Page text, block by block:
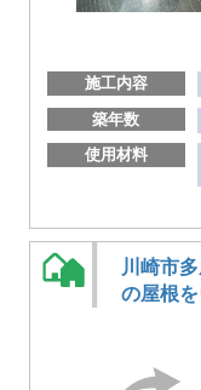
施工内容
築年数
使用材料
川崎市
の屋根